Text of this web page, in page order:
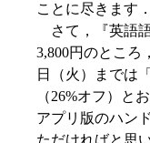
ことに尽きます．
さて，『英語
3,800円のところ
日（火）までは
（26%オフ）と
アプリ版のハン